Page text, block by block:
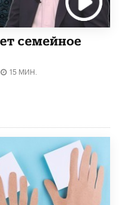
семейное
15 МИН.